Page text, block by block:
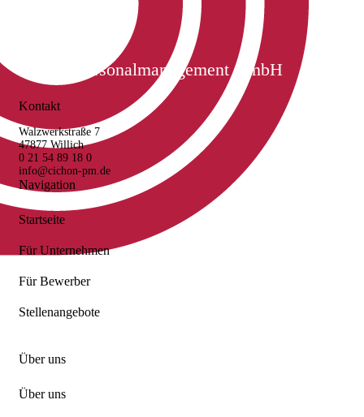
Cichon Personalmanagement GmbH
Kontakt
Walzwerkstraße 7
47877 Willich
0 21 54 89 18 0
info@cichon-pm.de
Navigation
Startseite
Für Unternehmen
Für Bewerber
Stellenangebote
Über uns
Über uns